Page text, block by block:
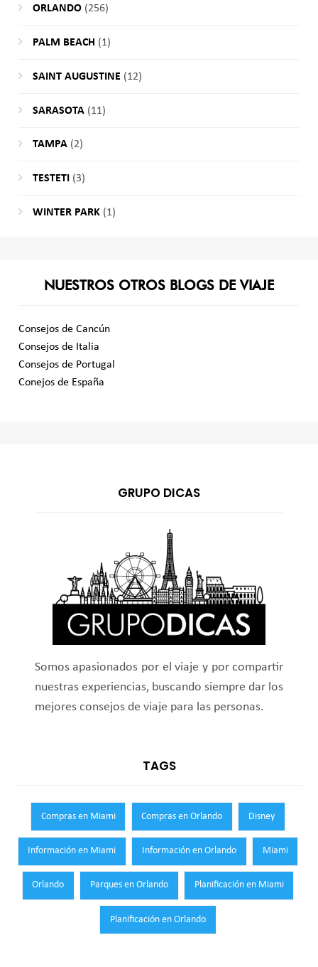
ORLANDO(256)
PALM BEACH (1)
SAINT AUGUSTINE (12)
SARASOTA(11)
TAMPA(2)
TESTETI (3)
WINTER PARK(1)
NUESTROS OTROS BLOGS DE VIAJE
Consejos de Cancún
Consejos de Italia
Consejos de Portugal
Conejos de España
GRUPO DICAS
Somos apasionados por el viaje y por compartir
nuestras experiencias, buscando siempre dar los
mejores consejos de viaje para las personas.
TAGS
Compras en Miami Compras en Orlando Disney
Información en Miami Información en Orlando Miami
Orlando Parques en Orlando Planificación en Miami
Planificación en Orlando